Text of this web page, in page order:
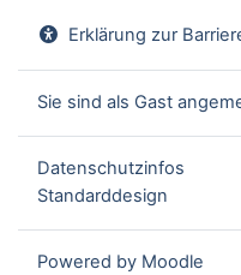
Erklärung zur
Sie sind als Gast
Datenschutzinfos
Standarddesign
Powered by Moodle